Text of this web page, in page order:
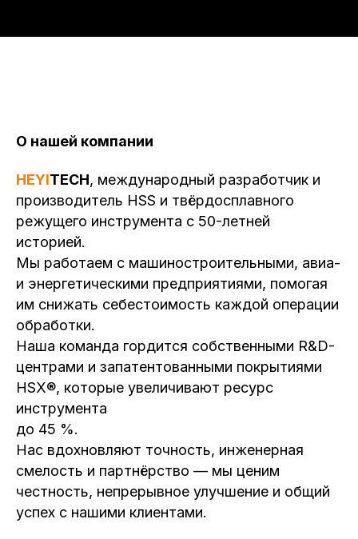
О нашей компании
HEYITECH, международный разработчик и
производитель HSS и твёрдосплавного
режущего инструмента с 50-летней
историей.
Мы работаем с машиностроительными, авиа-
и энергетическими предприятиями, помогая
им снижать себестоимость каждой операции
обработки.
Наша команда гордится собственными R&D-
центрами и запатентованными покрытиями
HSX®, которые увеличивают ресурс
инструмента
до 45 %.
Нас вдохновляют точность, инженерная
смелость и партнёрство — мы ценим
честность, непрерывное улучшение и общий
успех с нашими клиентами.